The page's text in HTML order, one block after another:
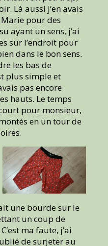
Là aussi j’en avais
pour des
ayant un sens, j’ai
sur l’endroit pour
dans le bon sens.
les bas de
plus simple et
pas encore
hauts. Le temps
pour monsieur,
en un tour de
une bourde sur le
un coup de
ma faute, j’ai
de surjeter au